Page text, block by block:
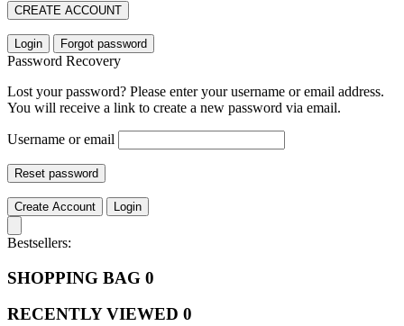
CREATE ACCOUNT
Login Forgot password
Password Recovery
Lost your password? Please enter your username or email address.
You will receive a link to create a new password via email.
Username or email
Reset password
Create Account Login
Bestsellers:
SHOPPING BAG 0
RECENTLY VIEWED 0